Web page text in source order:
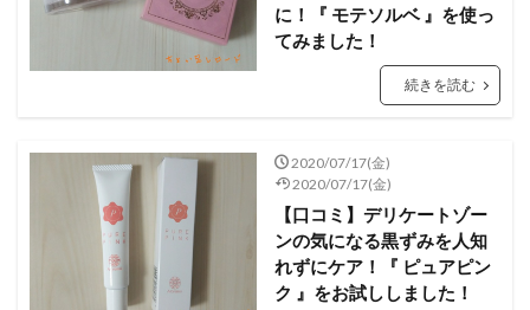
に！『 モテソルベ 』を使っ
てみました！
続きを読む
2020/07/17(金)
2020/07/17(金)
【口コミ】デリケートゾー
ンの気になる黒ずみを人知
れずにケア！『 ピュアピン
ク 』をお試ししました！